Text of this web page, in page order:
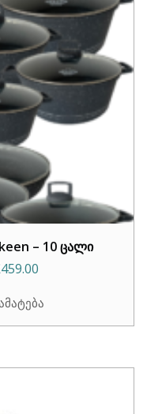
– 10 ცალი
459.00Current
is: